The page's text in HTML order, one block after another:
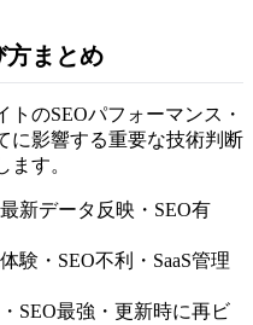
方まとめ
のSEOパフォーマンス・
に影響する重要な技術判断
す。
新データ反映・SEO有
験・SEO不利・SaaS管理
SEO最強・更新時に再ビ